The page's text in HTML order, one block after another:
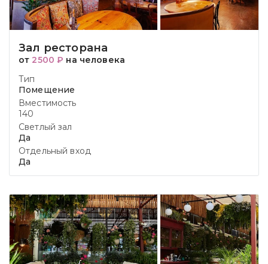
Зал ресторана
от 2500 ₽ на человека
Тип
Помещение
Вместимость
140
Светлый зал
Да
Отдельный вход
Да